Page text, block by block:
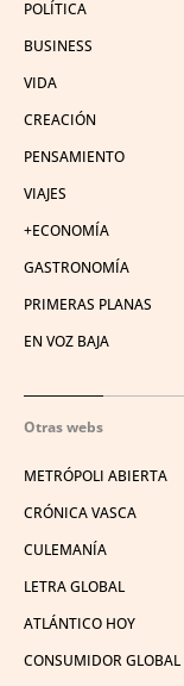
POLÍTICA
BUSINESS
VIDA
CREACIÓN
PENSAMIENTO
VIAJES
+ECONOMÍA
GASTRONOMÍA
PRIMERAS PLANAS
EN VOZ BAJA
Otras webs
METRÓPOLI ABIERTA
CRÓNICA VASCA
CULEMANÍA
LETRA GLOBAL
ATLÁNTICO HOY
CONSUMIDOR GLOBAL